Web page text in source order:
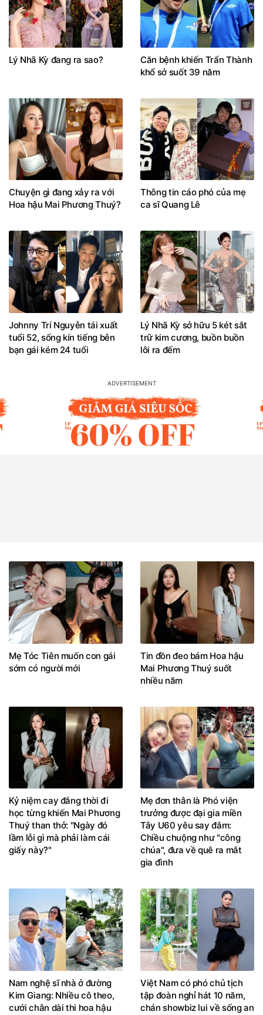
Lý Nhã Kỳ đang ra sao?
Căn bệnh khiến Trấn Thành
khổ sở suốt 39 năm
Chuyện gì đang xảy ra với
Hoa hậu Mai Phương Thuý?
Thông tin cáo phó của mẹ
ca sĩ Quang Lê
Johnny Trí Nguyễn tái xuất
tuổi 52, sống kín tiếng bên
bạn gái kém 24 tuổi
Lý Nhã Kỳ sở hữu 5 két sắt
trữ kim cương, buồn buồn
lôi ra đếm
Mẹ Tóc Tiên muốn con gái
sớm có người mới
Tin đồn đeo bám Hoa hậu
Mai Phương Thuý suốt
nhiều năm
Kỷ niệm cay đắng thời đi
học từng khiến Mai Phương
Thuý than thở: "Ngày đó
lầm lỗi gì mà phải làm cái
giấy này?"
Mẹ đơn thân là Phó viện
trưởng được đại gia miền
Tây U60 yêu say đắm:
Chiều chuộng như "công
chúa", đưa về quê ra mắt
gia đình
Nam nghệ sĩ nhà ở đường
Kim Giang: Nhiều cô theo,
cưới chân dài thi hoa hậu
Việt Nam có phó chủ tịch
tập đoàn nghỉ hát 10 năm,
chán showbiz lui về sống an